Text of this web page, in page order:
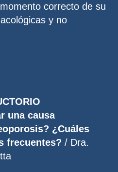
correcto de su
y no
una causa
¿Cuáles
frecuentes? / Dra.